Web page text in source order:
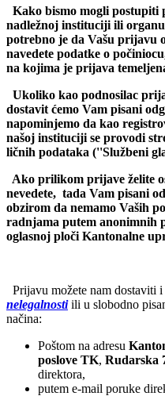
Kako bismo mogli
nadležnoj instituciji ili
potrebno je da Vašu prijavu
navedete podatke o
na kojima je prijava
Ukoliko kao podnosilac
dostavit ćemo Vam pisani
napominjemo da kao
našoj instituciji se provodi
ličnih podataka (''Službeni
Ako prilikom prijave želite
nevedete, tada Vam pisani
obzirom da nemamo Vaših
radnjama putem anonimnih
oglasnoj ploči Kantonalne
Prijavu možete nam dostaviti i
nelegalnosti ili u slobodno
načina:
Poštom na adresu
poslove TK, Rudarska
direktora,
putem e-mail poruke